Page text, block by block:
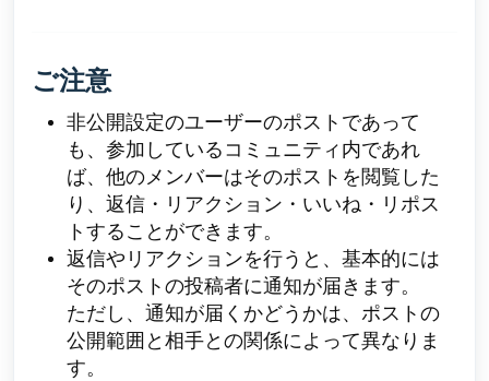
ご注意
非公開設定のユーザーのポストであって
も、参加しているコミュニティ内であれ
ば、他のメンバーはそのポストを閲覧した
り、返信・リアクション・いいね・リポス
トすることができます。
返信やリアクションを行うと、基本的には
そのポストの投稿者に通知が届きます。
ただし、通知が届くかどうかは、ポストの
公開範囲と相手との関係によって異なりま
す。